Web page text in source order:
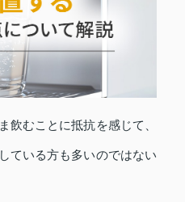
飲むことに抵抗を感じて、
ている方も多いのではない